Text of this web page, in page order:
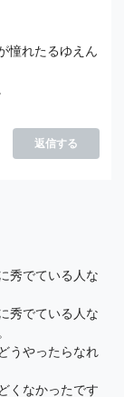
憧れたるゆえん
返信する
秀でている人な
秀でている人な
うやったらなれ
くなかったです